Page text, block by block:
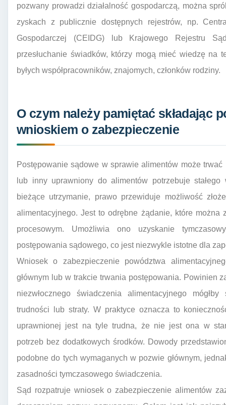
pozwany prowadzi działalność gospodarczą, można
zyskach z publicznie dostępnych rejestrów, np.
Gospodarczej (CEIDG) lub Krajowego Rejestru
przesłuchanie świadków, którzy mogą mieć wiedzę na
byłych współpracowników, znajomych, członków rodziny.
O czym należy pamiętać składając
wnioskiem o zabezpieczenie
Postępowanie sądowe w sprawie alimentów może
lub inny uprawniony do alimentów potrzebuje
bieżące utrzymanie, prawo przewiduje możliwość
alimentacyjnego. Jest to odrębne żądanie, które
procesowym. Umożliwia ono uzyskanie
postępowania sądowego, co jest niezwykle istotne dla
Wniosek o zabezpieczenie powództwa
głównym lub w trakcie trwania postępowania. Powinien
niezwłocznego świadczenia alimentacyjnego
trudności lub straty. W praktyce oznacza to
uprawnionej jest na tyle trudna, że nie jest ona w
potrzeb bez dodatkowych środków. Dowody
podobne do tych wymaganych w pozwie głównym,
zasadności tymczasowego świadczenia.
Sąd rozpatruje wniosek o zabezpieczenie alimentów